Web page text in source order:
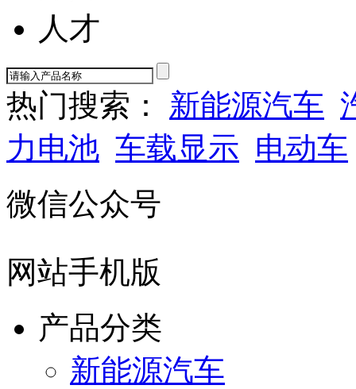
人才
热门搜索： 新能源汽车
力电池 车载显示 电动车
微信公众号
网站手机版
产品分类
新能源汽车